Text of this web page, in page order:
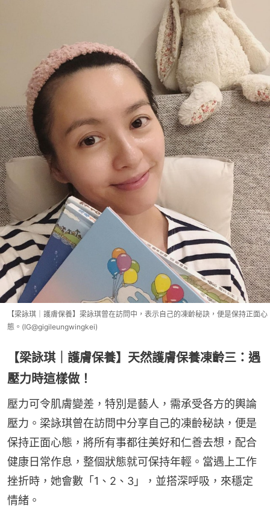
【梁詠琪｜護膚保養】梁詠琪曾在訪問中，表示自己的凍齡秘訣，便是保持正面心
態。(IG@gigileungwingkei)
【梁詠琪｜護膚保養】天然護膚保養凍齡三：遇
壓力時這樣做！
壓力可令肌膚變差，特別是藝人，需承受各方的輿論
壓力。梁詠琪曾在訪問中分享自己的凍齡秘訣，便是
保持正面心態，將所有事都往美好和仁善去想，配合
健康日常作息，整個狀態就可保持年輕。當遇上工作
挫折時，她會數「1、2、3」，並搭深呼吸，來穩定
情緒。